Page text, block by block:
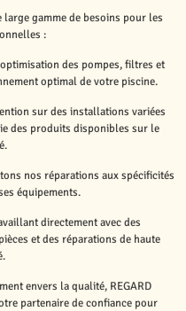
gamme de besoins pour les
:
des pompes, filtres et
optimal de votre piscine.
sur des installations variées
des produits disponibles sur le
nos réparations aux spécificités
équipements.
directement avec des
et des réparations de haute
envers la qualité, REGARD
partenaire de confiance pour